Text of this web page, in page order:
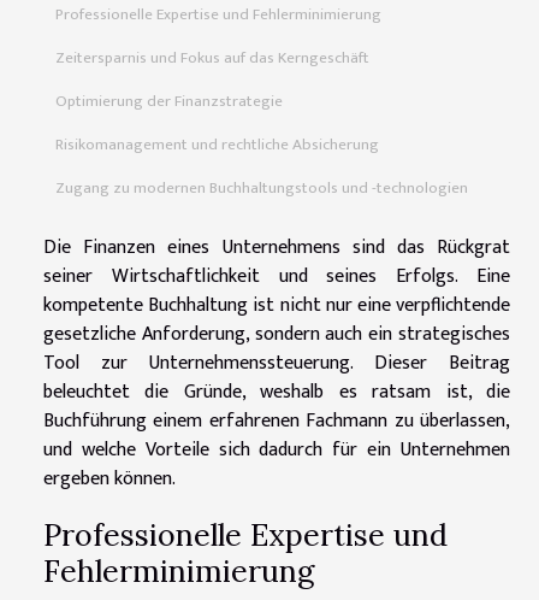
Professionelle Expertise und Fehlerminimierung
Zeitersparnis und Fokus auf das Kerngeschäft
Optimierung der Finanzstrategie
Risikomanagement und rechtliche Absicherung
Zugang zu modernen Buchhaltungstools und -technologien
Die Finanzen eines Unternehmens sind das Rückgrat
seiner Wirtschaftlichkeit und seines Erfolgs. Eine
kompetente Buchhaltung ist nicht nur eine verpflichtende
gesetzliche Anforderung, sondern auch ein strategisches
Tool zur Unternehmenssteuerung. Dieser Beitrag
beleuchtet die Gründe, weshalb es ratsam ist, die
Buchführung einem erfahrenen Fachmann zu überlassen,
und welche Vorteile sich dadurch für ein Unternehmen
ergeben können.
Professionelle Expertise und
Fehlerminimierung